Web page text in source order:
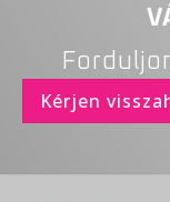
Kérjen